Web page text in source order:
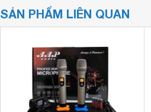
SẢN PHẨM LIÊN QUAN